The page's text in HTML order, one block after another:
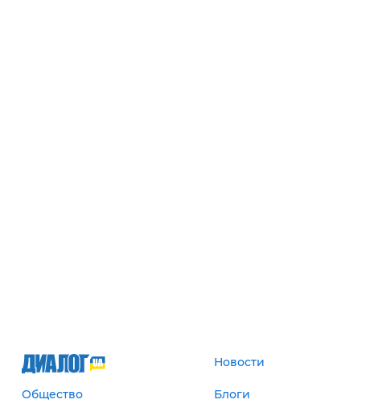
Новости
Общество Блоги